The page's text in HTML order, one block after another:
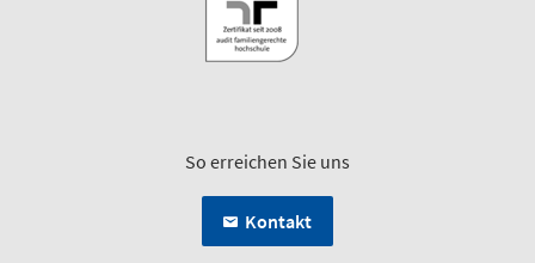
So erreichen Sie uns
Kontakt